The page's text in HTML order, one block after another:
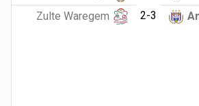
Zulte Waregem
2-3